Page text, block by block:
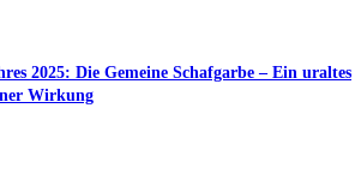
2025: Die Gemeine Schafgarbe – Ein uraltes
Wirkung